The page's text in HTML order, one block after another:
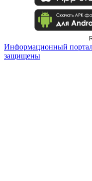
Информационный
защищены